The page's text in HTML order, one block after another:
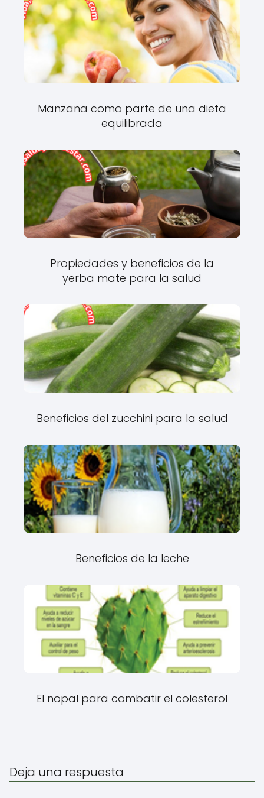
Manzana como parte de una dieta
equilibrada
Propiedades y beneficios de la
yerba mate para la salud
Beneficios del zucchini para la salud
Beneficios de la leche
El nopal para combatir el colesterol
Deja una respuesta